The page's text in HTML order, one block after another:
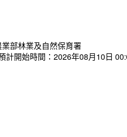
部林業及自然保育署
計開始時間：2026年08月10日